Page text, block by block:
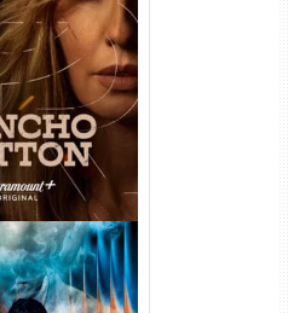
Dutton 1ª
Torrent (2026)
Dual Áudio